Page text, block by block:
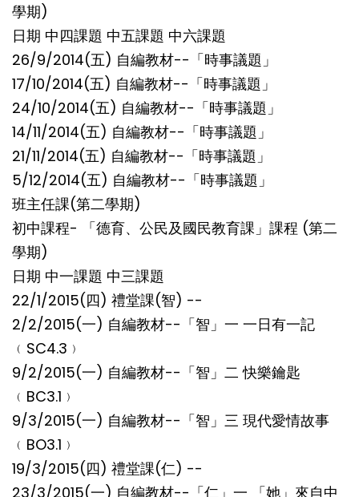
學期)
日期 中四課題 中五課題 中六課題
26/9/2014(五) 自編教材--「時事議題」
17/10/2014(五) 自編教材--「時事議題」
24/10/2014(五) 自編教材--「時事議題」
14/11/2014(五) 自編教材--「時事議題」
21/11/2014(五) 自編教材--「時事議題」
5/12/2014(五) 自編教材--「時事議題」
班主任課(第二學期)
初中課程- 「德育、公民及國民教育課」課程 (第二
學期)
日期 中一課題 中三課題
22/1/2015(四) 禮堂課(智) --
2/2/2015(一) 自編教材--「智」一 一日有一記
﹙SC4.3﹚
9/2/2015(一) 自編教材--「智」二 快樂鑰匙
﹙BC3.1﹚
9/3/2015(一) 自編教材--「智」三 現代愛情故事
﹙BO3.1﹚
19/3/2015(四) 禮堂課(仁) --
23/3/2015(一) 自編教材--「仁」一 「她」來自中